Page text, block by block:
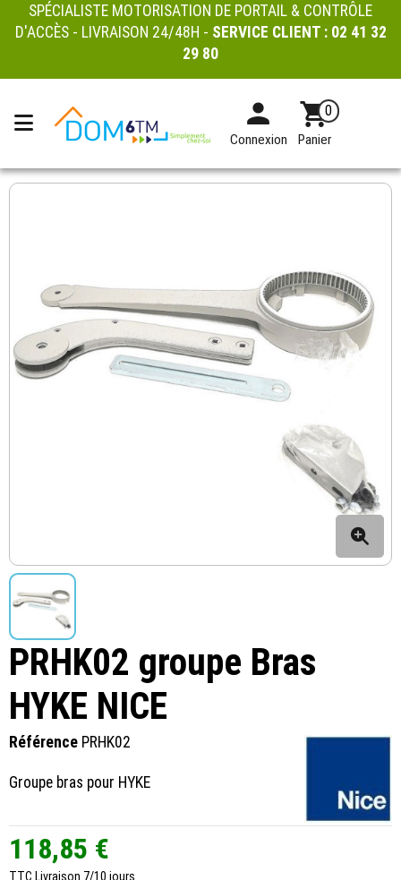
SPÉCIALISTE MOTORISATION DE PORTAIL & CONTRÔLE
D'ACCÈS - LIVRAISON 24/48H - SERVICE CLIENT : 02 41 32
29 80
Connexion
0
Panier
PRHK02 groupe Bras
HYKE NICE
Référence PRHK02
Groupe bras pour HYKE
118,85 €
TTC Livraison 7/10 jours